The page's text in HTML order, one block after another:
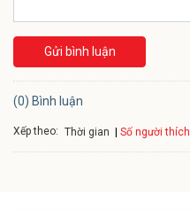
Gửi bình luận
(0) Bình luận
Xếp theo: Thời gian Số người thích